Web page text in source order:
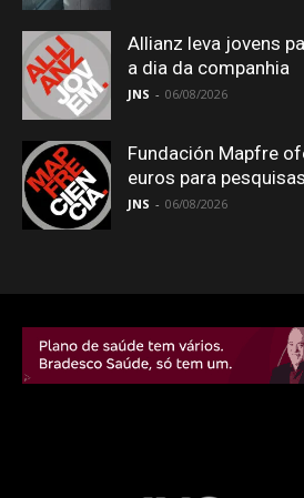
Allianz leva jovens
a dia da companhia
JNS - 06/08/2026
Fundación Mapfre
euros para pesquisas
JNS - 06/08/2026